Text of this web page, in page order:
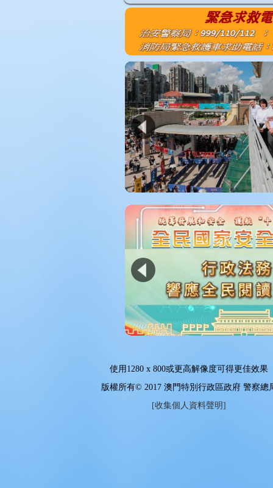
使用 1280 x 800或更高解像度可得更佳效果
版權所有© 2017 澳門特別行政區政府 警察總
[收集個人資料聲明]